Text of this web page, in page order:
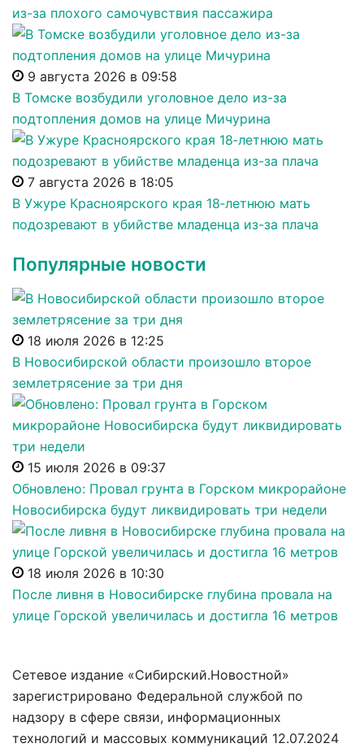
из-за плохого самочувствия пассажира
9 августа 2026 в 09:58
В Томске возбудили уголовное дело из-за
подтопления домов на улице Мичурина
7 августа 2026 в 18:05
В Ужуре Красноярского края 18‑летнюю мать
подозревают в убийстве младенца из-за плача
Популярные новости
18 июля 2026 в 12:25
В Новосибирской области произошло второе
землетрясение за три дня
15 июля 2026 в 09:37
Обновлено: Провал грунта в Горском микрорайоне
Новосибирска будут ликвидировать три недели
18 июля 2026 в 10:30
После ливня в Новосибирске глубина провала на
улице Горской увеличилась и достигла 16 метров
Сетевое издание «Сибирский.Новостной»
зарегистрировано Федеральной службой по
надзору в сфере связи, информационных
технологий и массовых коммуникаций 12.07.2024